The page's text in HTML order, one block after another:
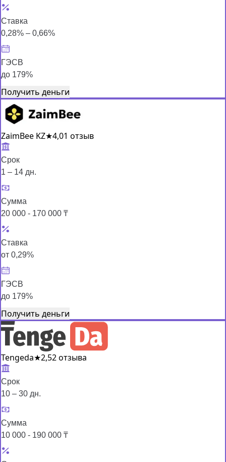
Ставка
0,28% – 0,66%
ГЭСВ
до 179%
Получить деньги
ZaimBee KZ★4,01 отзыв
Срок
1 – 14 дн.
Сумма
20 000 - 170 000 ₸
Ставка
от 0,29%
ГЭСВ
до 179%
Получить деньги
Tengeda★2,52 отзыва
Срок
10 – 30 дн.
Сумма
10 000 - 190 000 ₸